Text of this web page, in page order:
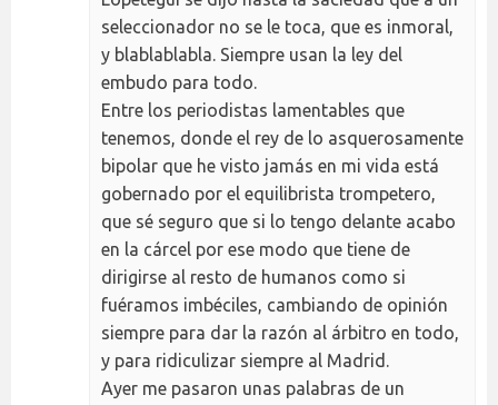
seleccionador no se le toca, que es inmoral,
y blablablabla. Siempre usan la ley del
embudo para todo.
Entre los periodistas lamentables que
tenemos, donde el rey de lo asquerosamente
bipolar que he visto jamás en mi vida está
gobernado por el equilibrista trompetero,
que sé seguro que si lo tengo delante acabo
en la cárcel por ese modo que tiene de
dirigirse al resto de humanos como si
fuéramos imbéciles, cambiando de opinión
siempre para dar la razón al árbitro en todo,
y para ridiculizar siempre al Madrid.
Ayer me pasaron unas palabras de un